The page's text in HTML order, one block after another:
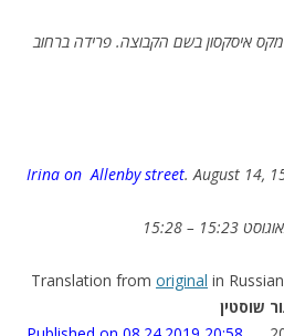
איסקסון בשם הקבוצה. פרידה ברחוב
Irina on Allenby street. August 14,
Translation from original in
שוסטין